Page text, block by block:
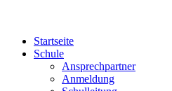
Startseite
Schule
Ansprechpartner
Anmeldung